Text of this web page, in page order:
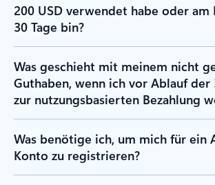
200 USD verwendet habe oder am
30 Tage bin?
Was geschieht mit meinem nicht
Guthaben, wenn ich vor Ablauf der
zur nutzungsbasierten Bezahlung
Was benötige ich, um mich für ein
Konto zu registrieren?